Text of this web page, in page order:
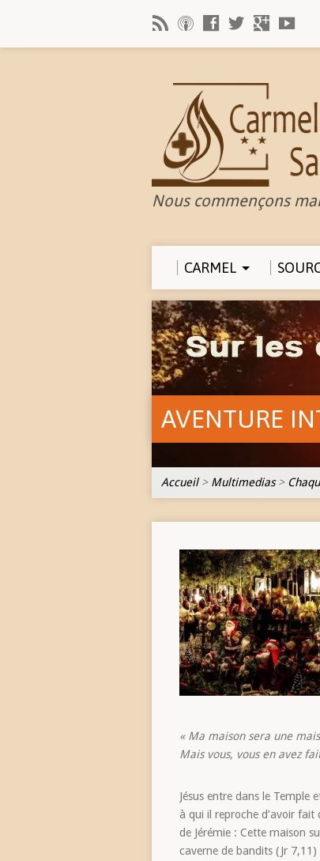
Nous commençons
CARMEL
AVENTURE
Accueil> Multimedias>
« Ma maison sera une
Mais vous, vous en avez
Jésus entre dans le Temple
à qui il reproche d’avoir
de Jérémie : Cette maison
caverne de bandits (Jr